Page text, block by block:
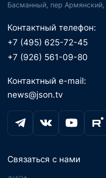
Басманный, пер Армянский,
Контактный телефон:
+7 (495) 625-72-45
+7 (926) 561-09-80
Контактный e-mail:
news@json.tv
Связаться с нами